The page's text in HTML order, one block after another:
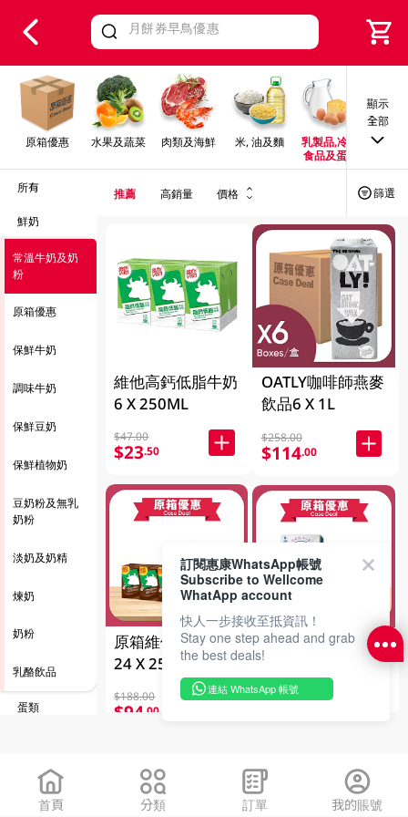
Valid Until 30 June 2026
原箱優惠 水果及蔬菜 肉類及海鮮 米, 油及麵
乳製品,冷凍
食品及蛋類
早餐
顯示
全部
所有
鮮奶
常溫牛奶及奶
粉
原箱優惠
保鮮牛奶
調味牛奶
保鮮豆奶
保鮮植物奶
豆奶粉及無乳
奶粉
淡奶及奶精
煉奶
奶粉
乳酪飲品
蛋類
豆類製品
推薦 高銷量 價格 篩選
維他高鈣低脂牛奶
6 X 250ML
$47.00
$23.50
原箱維他朱古力奶
24 X 250ML
$188.00
$94 .00
OATLY咖啡師燕麥
飲品6 X 1L
$258.00
$114.00
原箱HOKKAIDO
北海道牛乳 12 X
1LT
$402.00
首頁 分類 訂單 我的賬號
訂閱惠康WhatsApp帳號
Subscribe to Wellcome
WhatApp account
快人一步接收至抵資訊！
Stay one step ahead and grab
the best deals!
連結 WhatsApp 帳號